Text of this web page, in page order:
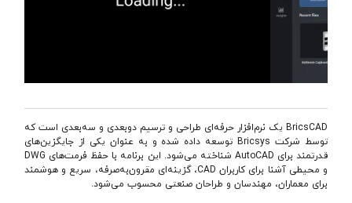
BricsCAD یک نرم‌افزار حرفه‌ای طراحی و ترسیم دو‌بعدی و سه‌بعدی است که
توسط شرکت Bricsys توسعه داده شده و به عنوان یکی از جایگزین‌های
قدرتمند برای AutoCAD شناخته می‌شود. این برنامه با حفظ فرمت‌های DWG
و محیطی آشنا برای کاربران CAD، گزینه‌ای مقرون‌به‌صرفه، سریع و هوشمند
برای معماران، مهندسان و طراحان صنعتی محسوب می‌شود.